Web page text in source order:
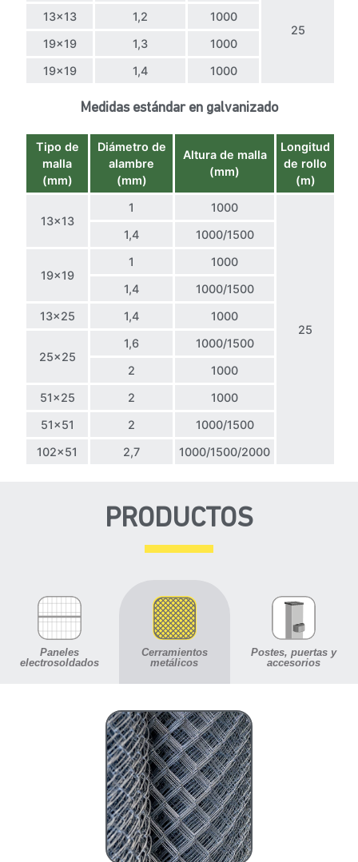
25
13×13 1,2
1000
19×19
1,3
1000
19×19
1,4 1000
Medidas estándar en galvanizado
Tipo de
malla
(mm)
Diámetro de
alambre
(mm)
Altura de malla
(mm)
Longitud
de rollo
(m)
13×13
1 1000
25
1,4 1000/1500
19×19
1
1000
1,4
1000/1500
13×25
1,4 1000
25×25
1,6
1000/1500
2
1000
51×25
2
1000
51×51
2
1000/1500
102×51
2,7 1000/1500/2000
PRODUCTOS
Paneles
electrosoldados
Cerramientos
metálicos
Postes, puertas y
accesorios